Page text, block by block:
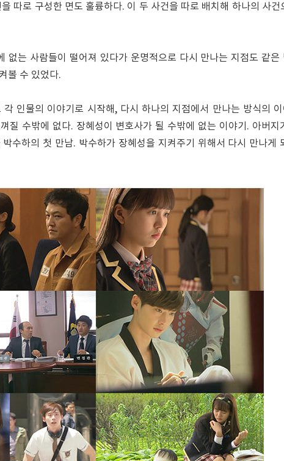
따로 구성한 면도 훌륭하다. 이 두 사건을 따로 배치해 하나의 사건
없는 사람들이 떨어져 있다가 운명적으로 다시 만나는 지점도 같은
볼 수 있었다.
인물의 이야기로 시작해, 다시 하나의 지점에서 만나는 방식의 이
질 수밖에 없다. 장혜성이 변호사가 될 수밖에 없는 이야기. 아버지
수하의 첫 만남. 박수하가 장혜성을 지켜주기 위해서 다시 만나게